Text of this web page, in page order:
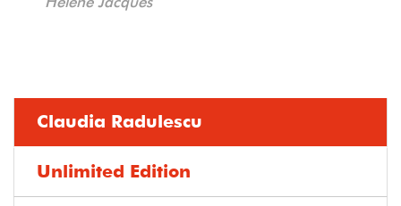
Claudia Radulescu
Unlimited Edition